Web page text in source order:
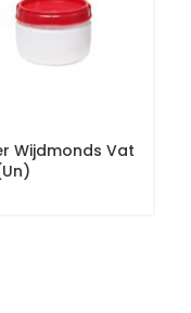
Wijdmonds Vat